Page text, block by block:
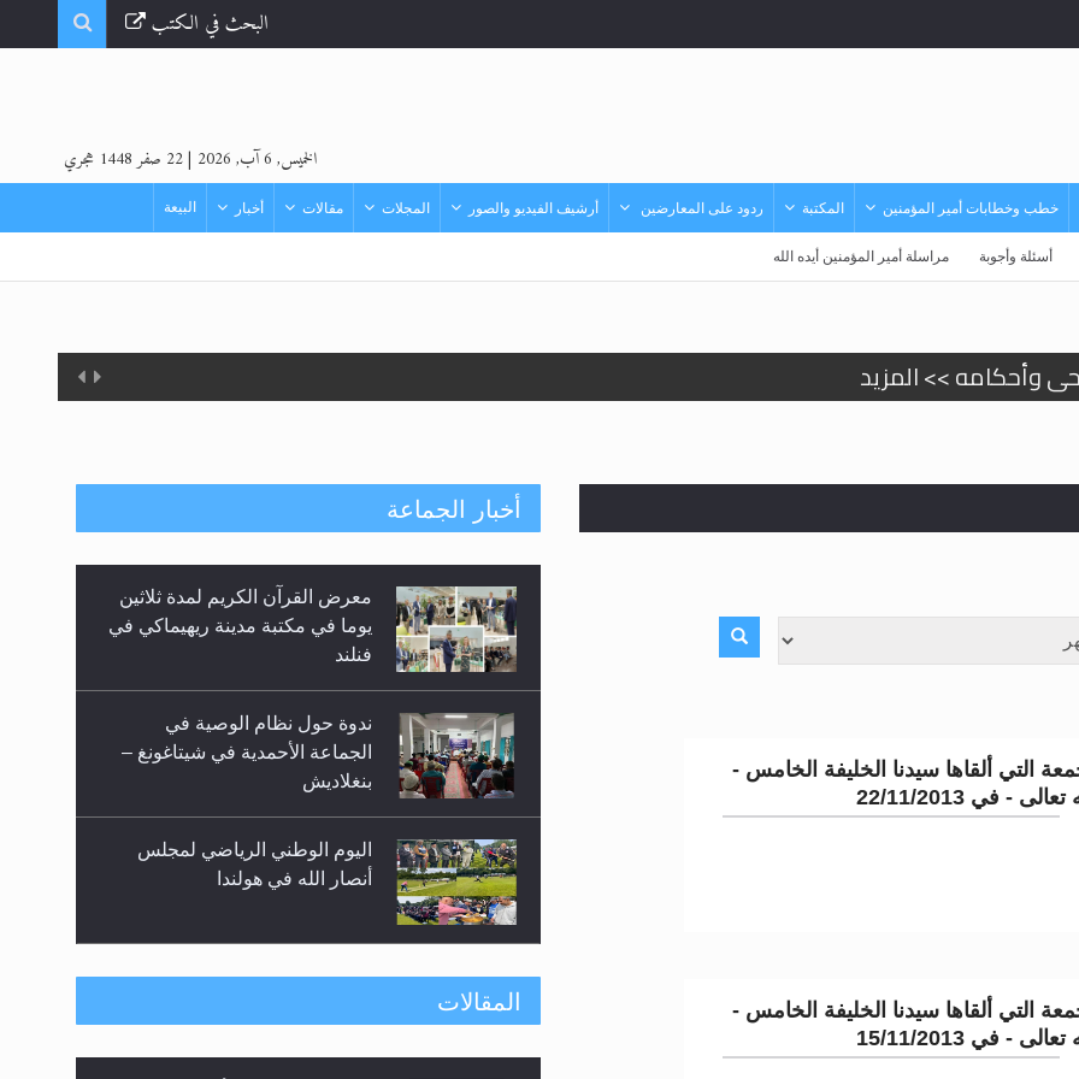
البحث في الكتب
الخميس, 6 آب, 2026 |22 صفر 1448 هجري
خطب وخطابات أمير المؤمنين المكتبة ردود على المعارضين أرشيف الفيديو والصور المجلات مقالات أخبار البيعة
أسئلة وأجوبة مراسلة أمير المؤمنين أيده الله
وأحكامه >> المزيد
حضرة امير المؤمنين أيده الله والمكتب العربي >> المزيد
والمعراج >> المزيد
النبيين صلى الله عليه وسلم >> المزيد
التي ألقاها سيدنا الخليفة الخامس -
- في 22/11/2013
التي ألقاها سيدنا الخليفة الخامس -
- في 15/11/2013
أخبار الجماعة
معرض القرآن الكريم لمدة ثلاثين
يوما في مكتبة مدينة ريهيماكي في
فنلند
ندوة حول نظام الوصية في
الجماعة الأحمدية في شيتاغونغ –
بنغلاديش
اليوم الوطني الرياضي لمجلس
أنصار الله في هولندا
إتمام حفظ القرآن الكريم لثلاثة
المقالات